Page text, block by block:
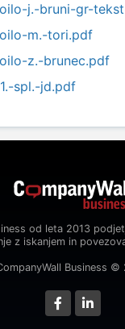
j.-bruni-gr-
m.-tori.pdf
z.-brunec.pdf
spl.-jd.pdf
od leta 2013
z iskanjem in
Business ©